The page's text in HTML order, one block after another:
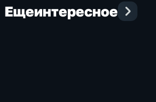
Ещеинтересное